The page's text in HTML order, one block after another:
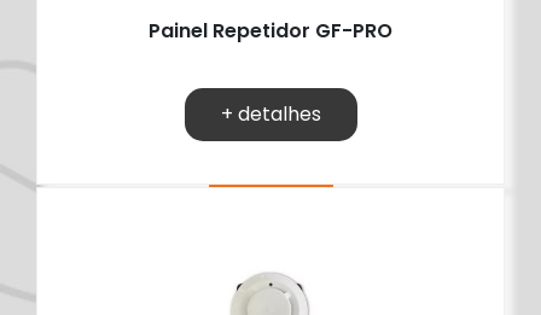
Painel Repetidor GF-PRO
+ detalhes